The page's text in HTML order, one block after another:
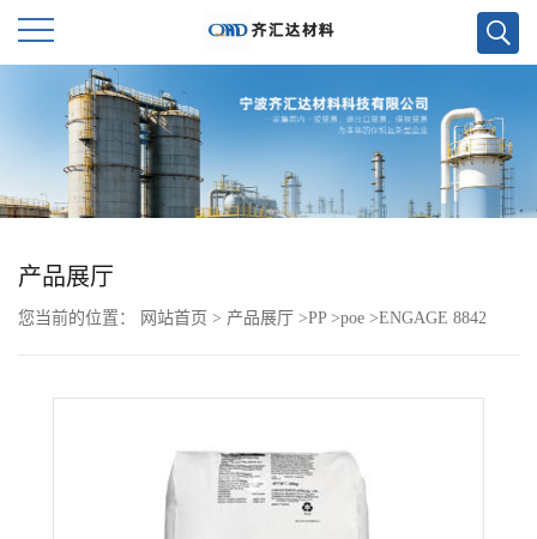
首
页
公
产品展厅
您当前的位置： 网站首页 > 产品展厅 >PP >poe >ENGAGE 8842